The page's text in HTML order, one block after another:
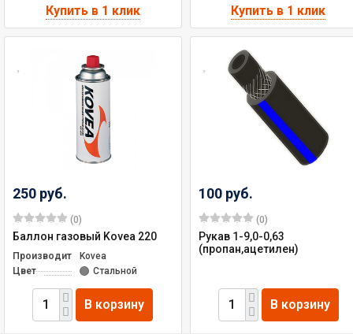
250 руб.
(0)
Баллон газовый Kovea 220
ПроизводительKovea
Цвет
Стальной
В корзину
100 руб.
(0)
Рукав 1-9,0-0,63
(пропан,ацетилен)
В корзину